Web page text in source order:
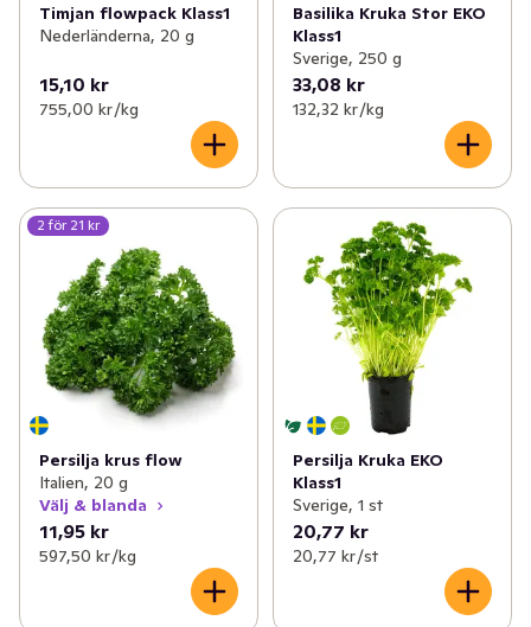
Timjan flowpack Klass1
Nederländerna, 20 g
15,10 kr
755,00 kr /kg
Basilika Kruka Stor EKO
Klass1
Sverige, 250 g
33,08 kr
132,32 kr /kg
2 för 21 kr
Persilja krus flow
Italien, 20 g
Välj & blanda
11,95 kr
597,50 kr /kg
Persilja Kruka EKO
Klass1
Sverige, 1 st
20,77 kr
20,77 kr /st